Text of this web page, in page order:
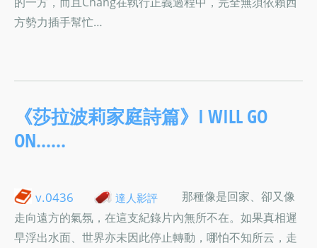
方勢力插手幫忙…
《莎拉波莉家庭詩篇》I WILL GO
ON……
v.0436 達人影評
那種像是回家、卻又像
走向遠方的氣氛，在這支紀錄片內無所不在。如果真相遲
早浮出水面、世界亦未因此停止轉動，哪怕不知所云，走